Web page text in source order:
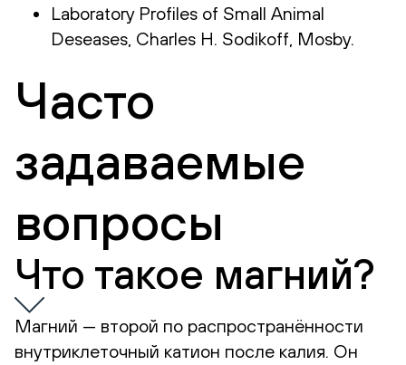
Laboratory Profiles of Small Animal
Deseases, Charles H. Sodikoff, Mosby.
Часто
задаваемые
вопросы
Что такое магний?
Магний — второй по распространённости
внутриклеточный катион после калия. Он